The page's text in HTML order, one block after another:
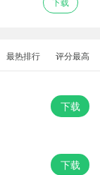
最热排行 评分最高
下载
下载